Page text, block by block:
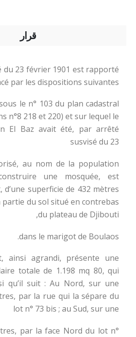
قرار
du 23 février 1901 est rapporté
par les dispositions suivantes :
le n° 103 du plan cadastral
n°8 218 et 220) et sur lequel le
El Baz avait été, par arrêté
susvisé du 23
au nom de la population
une mosquée, est
d’une superficie de 432 mètres
du sol situé en contrebas
du plateau de Djibouti,
dans le marigot de Boulaos.
agrandi, présente une
totale de 1.198 mq 80, qui
qu’il suit : Au Nord, sur une
par la rue qui la sépare du
lot n° 73 bis ; au Sud, sur une
par la face Nord du lot n°